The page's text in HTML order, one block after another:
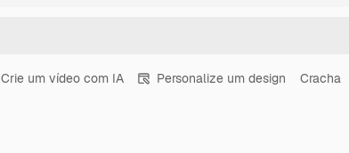
Crie um vídeo com IA Personalize um design Cracha